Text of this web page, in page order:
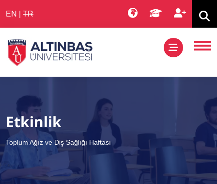
EN TR
Etkinlik
Toplum Ağız ve Diş Sağlığı Haftası